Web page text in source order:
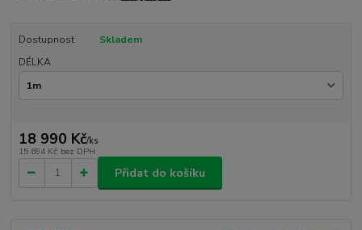
Dostupnost
Skladem
DÉLKA
18 990 Kč/ks
15 694 Kč bez DPH
Přidat do košíku